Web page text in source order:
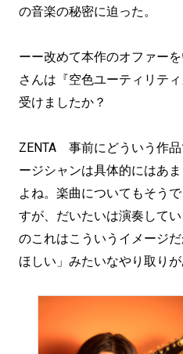
の音楽の秘密に迫った。
ーー改めて本作のオファー
さんは『空色ユーティリテ
受けましたか？
ZENTA 事前にどういう作
ージシャンは具体的にはあ
よね。楽曲についてもそう
すが、だいたいは演奏して
のこれはこういうイメージ
ほしい」みたいなやり取りが